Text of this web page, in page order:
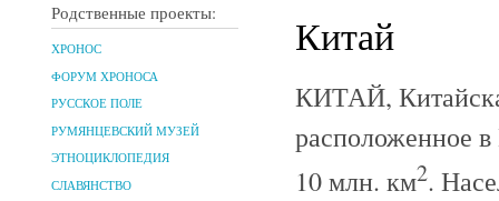
Родственные проекты:
ХРОНОС
ФОРУМ ХРОНОСА
РУССКОЕ ПОЛЕ
РУМЯНЦЕВСКИЙ МУЗЕЙ
ЭТНОЦИКЛОПЕДИЯ
СЛАВЯНСТВО
Китай
КИТАЙ,
расположенное
10 млн. км2.